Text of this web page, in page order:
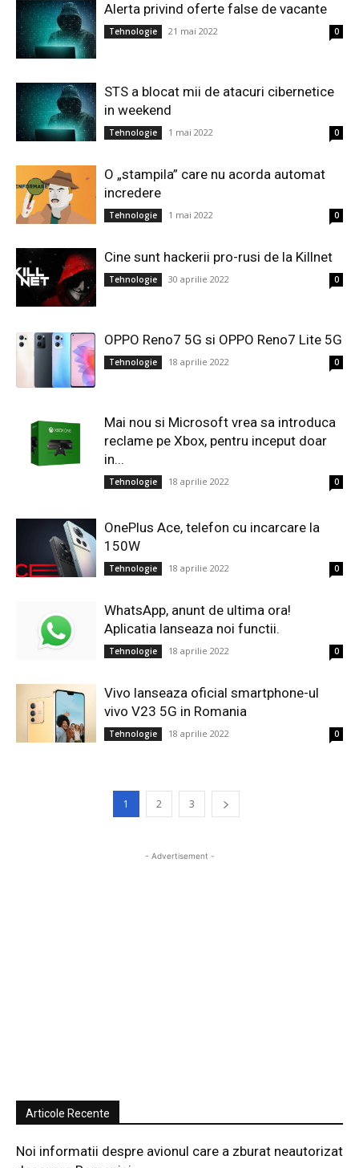
Alerta privind oferte false de vacante
Tehnologie 21 mai 2022 0
STS a blocat mii de atacuri cibernetice
in weekend
Tehnologie 1 mai 2022 0
O „stampila” care nu acorda automat
incredere
Tehnologie 1 mai 2022 0
Cine sunt hackerii pro-rusi de la Killnet
Tehnologie 30 aprilie 2022 0
OPPO Reno7 5G si OPPO Reno7 Lite 5G
Tehnologie 18 aprilie 2022 0
Mai nou si Microsoft vrea sa introduca
reclame pe Xbox, pentru inceput doar
in...
Tehnologie 18 aprilie 2022 0
OnePlus Ace, telefon cu incarcare la
150W
Tehnologie 18 aprilie 2022 0
WhatsApp, anunt de ultima ora!
Aplicatia lanseaza noi functii.
Tehnologie 18 aprilie 2022 0
Vivo lanseaza oficial smartphone-ul
vivo V23 5G in Romania
Tehnologie 18 aprilie 2022 0
1 2 3
- Advertisement -
Articole Recente
Noi informatii despre avionul care a zburat neautorizat